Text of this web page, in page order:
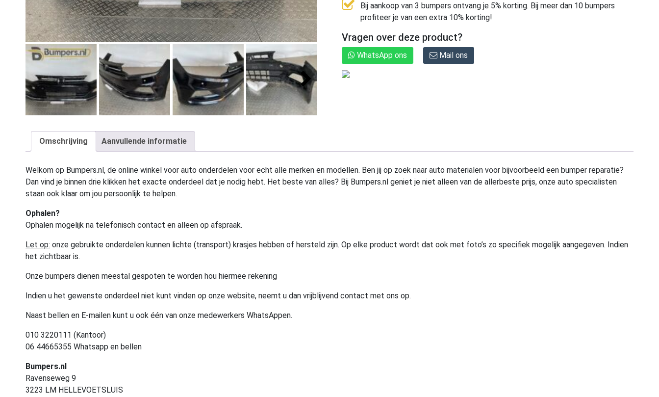
Bij aankoop van 3 bumpers ontvang je 5% korting. Bij meer dan 10 bumpers
profiteer je van een extra 10% korting!
Vragen over deze product?
WhatsApp ons Mail ons
Omschrijving Aanvullende informatie
Welkom op Bumpers.nl, de online winkel voor auto onderdelen voor echt alle merken en modellen. Ben jij op zoek naar auto materialen voor bijvoorbeeld een bumper reparatie?
Dan vind je binnen drie klikken het exacte onderdeel dat je nodig hebt. Het beste van alles? Bij Bumpers.nl geniet je niet alleen van de allerbeste prijs, onze auto specialisten
staan ook klaar om jou persoonlijk te helpen.
Ophalen?
Ophalen mogelijk na telefonisch contact en alleen op afspraak.
Let op: onze gebruikte onderdelen kunnen lichte (transport) krasjes hebben of hersteld zijn. Op elke product wordt dat ook met foto’s zo specifiek mogelijk aangegeven. Indien
het zichtbaar is.
Onze bumpers dienen meestal gespoten te worden hou hiermee rekening
Indien u het gewenste onderdeel niet kunt vinden op onze website, neemt u dan vrijblijvend contact met ons op.
Naast bellen en E-mailen kunt u ook één van onze medewerkers WhatsAppen.
010 3220111 (Kantoor)
06 44665355 Whatsapp en bellen
Bumpers.nl
Ravenseweg 9
3223 LM HELLEVOETSLUIS